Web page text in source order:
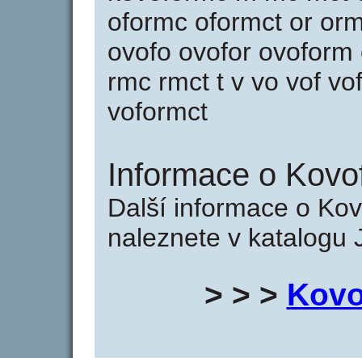
oformc oformct or
ovofo ovofor
rmc rmct t v vo vof
voformct
Informace o
Další informace o
naleznete v katalogu
> > >